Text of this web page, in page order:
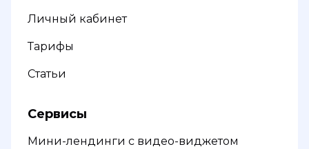
Личный кабинет
Тарифы
Статьи
Сервисы
Мини-лендинги с видео-виджетом